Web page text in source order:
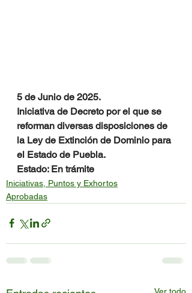
5 de Junio de 2025.
Iniciativa de Decreto por el que se
reforman diversas disposiciones de
la Ley de Extinción de Dominio para
el Estado de Puebla.
Estado: En trámite
Iniciativas, Puntos y Exhortos
Aprobadas
Ver todo